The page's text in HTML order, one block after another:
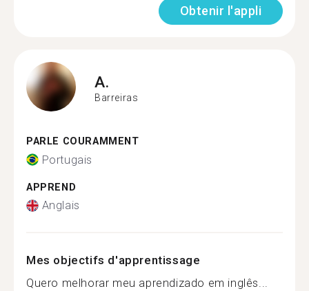
Obtenir l'appli
A.
Barreiras
PARLE COURAMMENT
Portugais
APPREND
Anglais
Mes objectifs d'apprentissage
Quero melhorar meu aprendizado em inglês...